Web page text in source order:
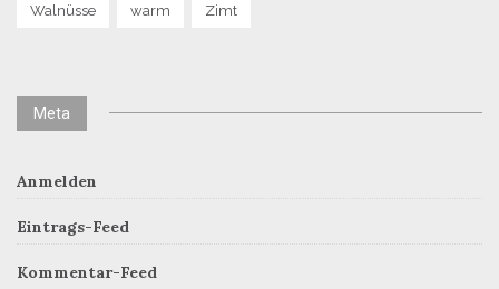
Walnüsse warm Zimt
Meta
Anmelden
Eintrags-Feed
Kommentar-Feed